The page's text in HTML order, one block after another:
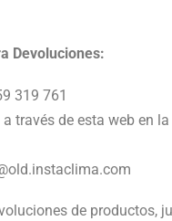
Devoluciones:
319 761
través de esta web en
de productos,